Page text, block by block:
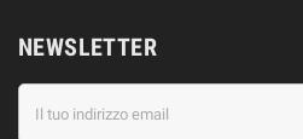
NEWSLETTER